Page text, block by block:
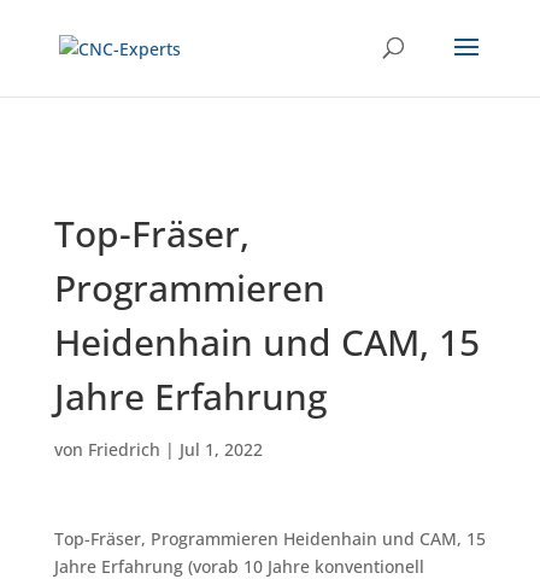
Top-Fräser,
Programmieren
Heidenhain und CAM, 15
Jahre Erfahrung
von Friedrich | Jul 1, 2022
Top-Fräser, Programmieren Heidenhain und CAM, 15
Jahre Erfahrung (vorab 10 Jahre konventionell